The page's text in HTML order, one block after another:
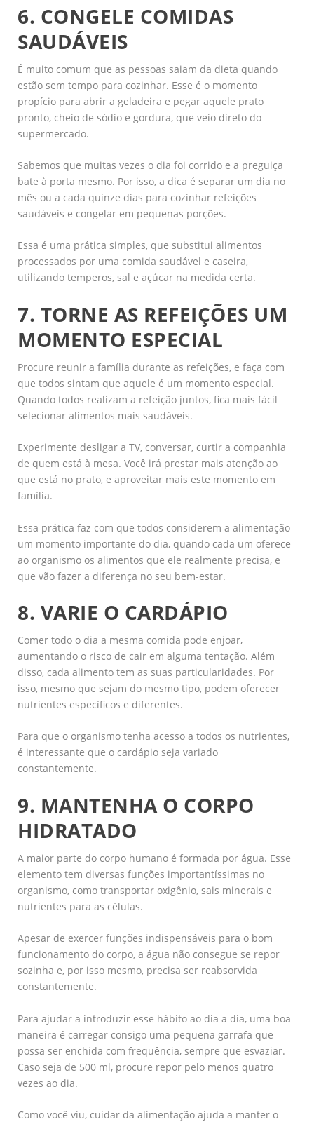
6. CONGELE COMIDAS
SAUDÁVEIS
É muito comum que as pessoas saiam da dieta quando
estão sem tempo para cozinhar. Esse é o momento
propício para abrir a geladeira e pegar aquele prato
pronto, cheio de sódio e gordura, que veio direto do
supermercado.
Sabemos que muitas vezes o dia foi corrido e a preguiça
bate à porta mesmo. Por isso, a dica é separar um dia no
mês ou a cada quinze dias para cozinhar refeições
saudáveis e congelar em pequenas porções.
Essa é uma prática simples, que substitui alimentos
processados por uma comida saudável e caseira,
utilizando temperos, sal e açúcar na medida certa.
7. TORNE AS REFEIÇÕES UM
MOMENTO ESPECIAL
Procure reunir a família durante as refeições, e faça com
que todos sintam que aquele é um momento especial.
Quando todos realizam a refeição juntos, fica mais fácil
selecionar alimentos mais saudáveis.
Experimente desligar a TV, conversar, curtir a companhia
de quem está à mesa. Você irá prestar mais atenção ao
que está no prato, e aproveitar mais este momento em
família.
Essa prática faz com que todos considerem a alimentação
um momento importante do dia, quando cada um oferece
ao organismo os alimentos que ele realmente precisa, e
que vão fazer a diferença no seu bem-estar.
8. VARIE O CARDÁPIO
Comer todo o dia a mesma comida pode enjoar,
aumentando o risco de cair em alguma tentação. Além
disso, cada alimento tem as suas particularidades. Por
isso, mesmo que sejam do mesmo tipo, podem oferecer
nutrientes específicos e diferentes.
Para que o organismo tenha acesso a todos os nutrientes,
é interessante que o cardápio seja variado
constantemente.
9. MANTENHA O CORPO
HIDRATADO
A maior parte do corpo humano é formada por água. Esse
elemento tem diversas funções importantíssimas no
organismo, como transportar oxigênio, sais minerais e
nutrientes para as células.
Apesar de exercer funções indispensáveis para o bom
funcionamento do corpo, a água não consegue se repor
sozinha e, por isso mesmo, precisa ser reabsorvida
constantemente.
Para ajudar a introduzir esse hábito ao dia a dia, uma boa
maneira é carregar consigo uma pequena garrafa que
possa ser enchida com frequência, sempre que esvaziar.
Caso seja de 500 ml, procure repor pelo menos quatro
vezes ao dia.
Como você viu, cuidar da alimentação ajuda a manter o